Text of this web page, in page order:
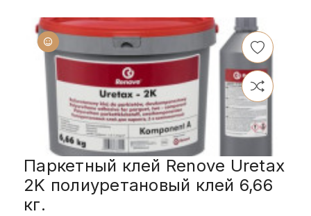
Паркетный клей Renove Uretax
2K полиуретановый клей 6,66
кг.